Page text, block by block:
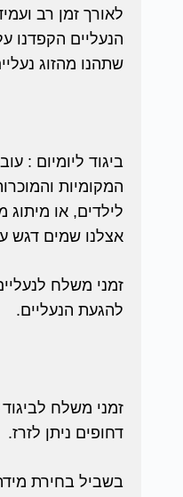
לאורך זמן רב
הנעליים הקפדנו
שתהנו מהזוג
ביגוד ליומיום :
המקומיות
לילדים, או
אצלנו שמים דגש
להגעת הנעליים.
דחופים ניתן לזרז.
בשביל בחירת